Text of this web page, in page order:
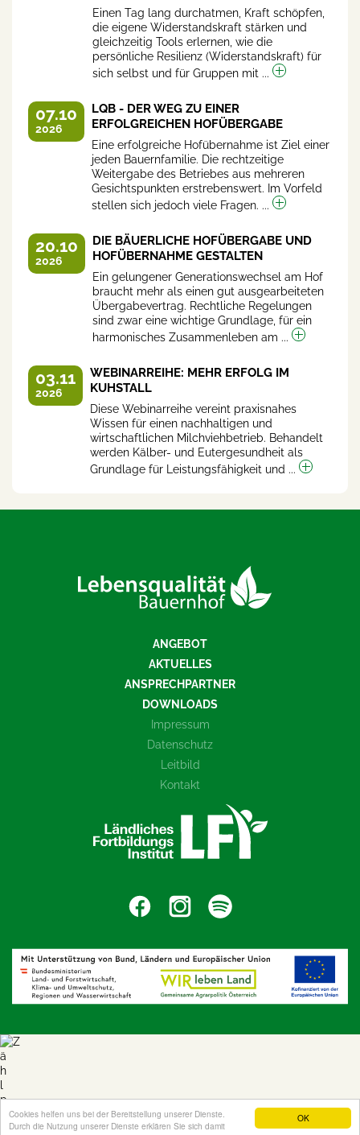
OK
Cookies helfen uns bei der Bereitstellung unserer Dienste.
Durch die Nutzung unserer Dienste erklären Sie sich damit
Einen Tag lang durchatmen, Kraft schöpfen,
die eigene Widerstandskraft stärken und
gleichzeitig Tools erlernen, wie die
persönliche Resilienz (Widerstandskraft) für
sich selbst und für Gruppen mit ...
07.10
2026
LQB - DER WEG ZU EINER
ERFOLGREICHEN HOFÜBERGABE
Eine erfolgreiche Hofübernahme ist Ziel einer
jeden Bauernfamilie. Die rechtzeitige
Weitergabe des Betriebes aus mehreren
Gesichtspunkten erstrebenswert. Im Vorfeld
stellen sich jedoch viele Fragen. ...
20.10
2026
DIE BÄUERLICHE HOFÜBERGABE UND
HOFÜBERNAHME GESTALTEN
Ein gelungener Generationswechsel am Hof
braucht mehr als einen gut ausgearbeiteten
Übergabevertrag. Rechtliche Regelungen
sind zwar eine wichtige Grundlage, für ein
harmonisches Zusammenleben am ...
03.11
2026
WEBINARREIHE: MEHR ERFOLG IM
KUHSTALL
Diese Webinarreihe vereint praxisnahes
Wissen für einen nachhaltigen und
wirtschaftlichen Milchviehbetrieb. Behandelt
werden Kälber- und Eutergesundheit als
Grundlage für Leistungsfähigkeit und ...
ANGEBOT
AKTUELLES
ANSPRECHPARTNER
DOWNLOADS
Impressum
Datenschutz
Leitbild
Kontakt